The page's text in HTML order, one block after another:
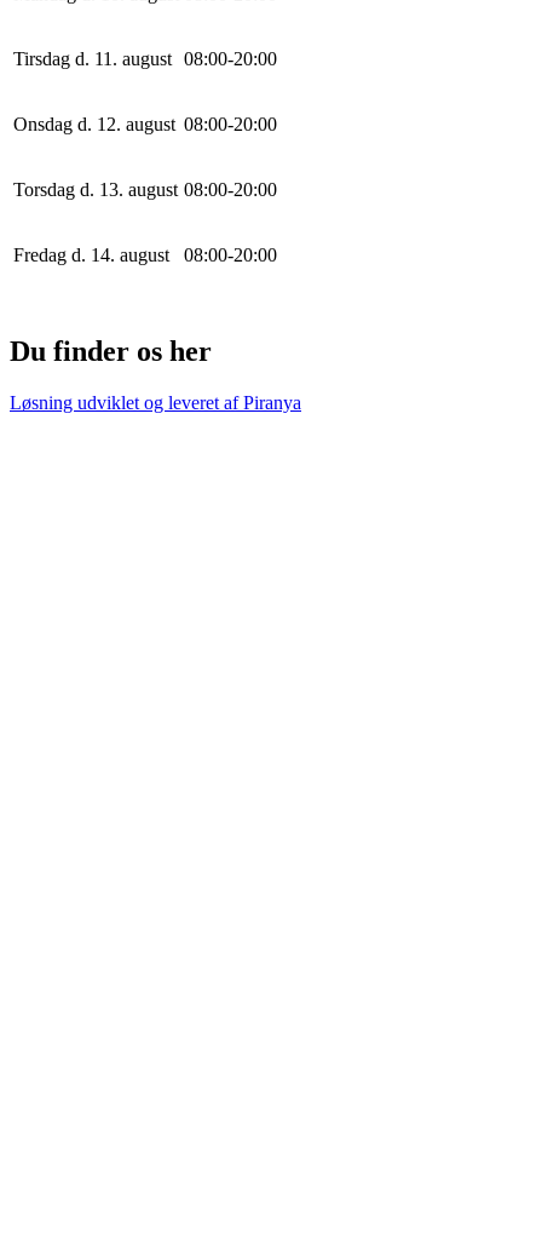
Tirsdag d. 11. august 08:00-20:00
Onsdag d. 12. august 08:00-20:00
Torsdag d. 13. august 08:00-20:00
Fredag d. 14. august 08:00-20:00
Du finder os her
Løsning udviklet og leveret afPiranya